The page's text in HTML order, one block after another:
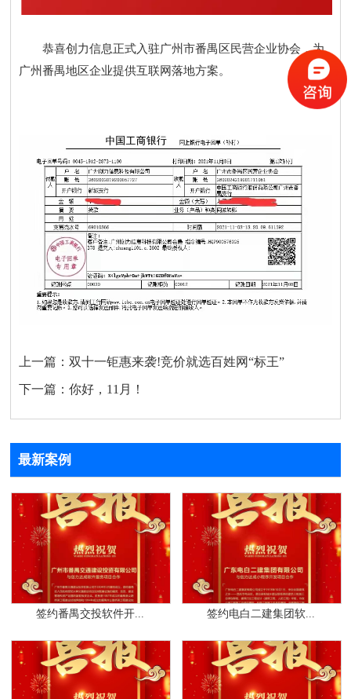
恭喜创力信息正式入驻广州市番禺区民营企业协会，为
广州番禺地区企业提供互联网落地方案。
上一篇：双十一钜惠来袭!竞价就选百姓网“标王”
下一篇：你好，11月！
最新案例
签约番禺交投软件开... 签约电白二建集团软...